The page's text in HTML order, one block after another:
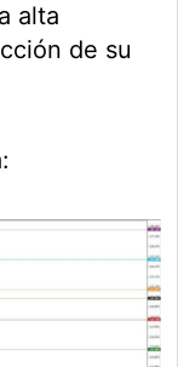
alta
de su